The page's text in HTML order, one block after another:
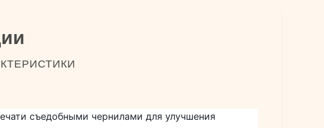
съедобными чернилами для улучшения